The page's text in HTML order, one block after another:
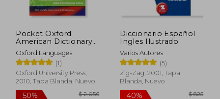
50%
dcto.
40%
dcto.
Pocket Oxford
American Dictionary
& Thesaurus (en
Inglés)
Oxford Languages
(1)
Oxford University Press,
2010, Tapa Blanda, Nuevo
Diccionario Español
Ingles Ilustrado
Varios Autores
(5)
Zig-Zag, 2001, Tapa
Blanda, Nuevo